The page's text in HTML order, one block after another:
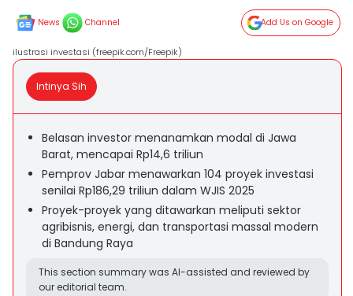
News Channel Add Us on Google
ilustrasi investasi (freepik.com/Freepik)
Intinya Sih
Belasan investor menanamkan modal di Jawa
Barat, mencapai Rp14,6 triliun
Pemprov Jabar menawarkan 104 proyek investasi
senilai Rp186,29 triliun dalam WJIS 2025
Proyek-proyek yang ditawarkan meliputi sektor
agribisnis, energi, dan transportasi massal modern
di Bandung Raya
This section summary was AI-assisted and reviewed by
our editorial team.